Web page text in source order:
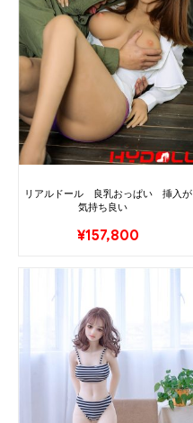
リアルドール 良乳おっぱい 挿入が
気持ち良い
¥157,800